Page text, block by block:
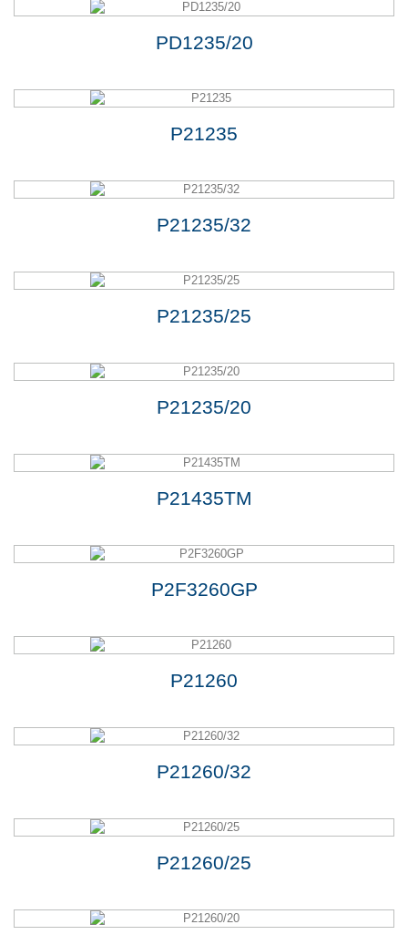
PD1235/20
P21235
P21235/32
P21235/25
P21235/20
P21435TM
P2F3260GP
P21260
P21260/32
P21260/25